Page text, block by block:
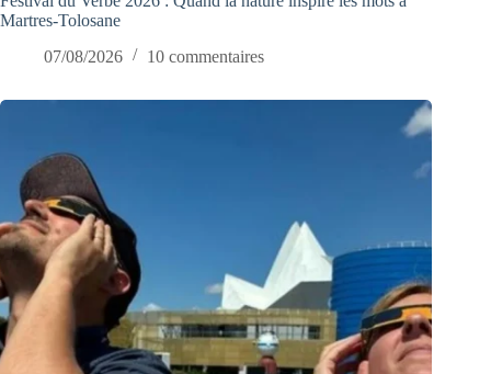
Martres-Tolosane
07/08/2026
10 commentaires